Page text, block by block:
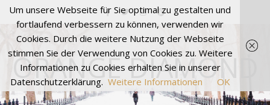
ORANGE DIAMOND
Um unsere Webseite für Sie optimal zu gestalten und
fortlaufend verbessern zu können, verwenden wir
Cookies. Durch die weitere Nutzung der Webseite
stimmen Sie der Verwendung von Cookies zu. Weitere
Informationen zu Cookies erhalten Sie in unserer
Datenschutzerklärung. Weitere Informationen OK